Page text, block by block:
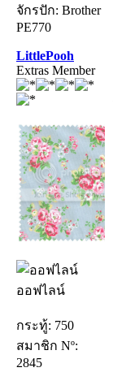
จักรปัก: Brother
PE770
LittlePooh
Extras Member
ออฟไลน์
กระทู้: 750
สมาชิก Nº:
2845